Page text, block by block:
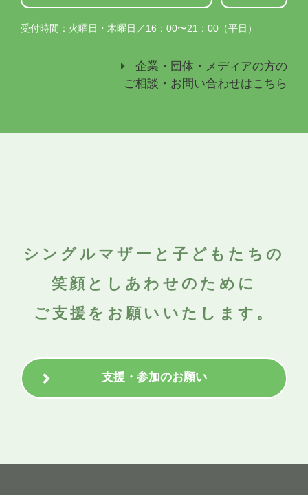
受付時間：火曜日・木曜日／16：00〜21：00（平日）
企業・団体・メディアの方の
ご相談・お問い合わせはこちら
シングルマザーと子どもたちの
笑顔としあわせのために
ご支援をお願いいたします。
支援・参加のお願い